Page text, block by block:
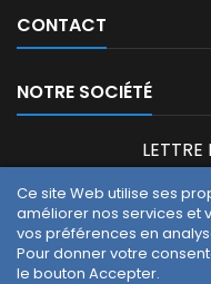
CONTACT
Ce site Web utilise ses
améliorer nos services et
vos préférences en
Pour donner votre
le bouton Accepter.
NOTRE SOCIÉTÉ
Vous pouvez vous
pour cela nos